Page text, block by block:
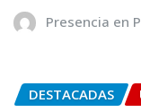
Presencia en
DESTACADAS